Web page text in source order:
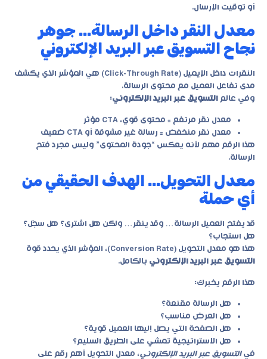
أو توقيت الإرسال.
معدل النقر داخل الرسالة… جوهر
نجاح التسويق عبر البريد الإلكتروني
النقرات داخل الإيميل (Click-Through Rate) هي المؤشر الذي يكشف
مدى تفاعل العميل مع محتوى الرسالة.
وفي عالم التسويق عبر البريد الإلكتروني:
معدل نقر مرتفع = محتوى قوي، CTA مؤثر
معدل نقر منخفض = رسالة غير مشوقة أو CTA ضعيف
هذا الرقم مهم لأنه يعكس “جودة المحتوى” وليس مجرد فتح
الرسالة.
معدل التحويل… الهدف الحقيقي من
أي حملة
قد يفتح العميل الرسالة… وقد ينقر… ولكن هل اشترى؟ هل سجّل؟
هل استجاب؟
هذا هو معدل التحويل (Conversion Rate)، المؤشر الذي يحدد قوة
التسويق عبر البريد الإلكتروني بالكامل.
هذا الرقم يخبرك:
هل الرسالة مقنعة؟
هل العرض مناسب؟
هل الصفحة التي يصل إليها العميل قوية؟
هل الاستراتيجية تمشي على الطريق السليم؟
فيالتسويق عبر البريد الإلكتروني، معدل التحويل أهم رقم على